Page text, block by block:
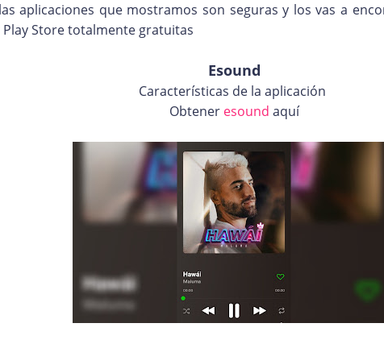
aplicaciones que mostramos son seguras y los vas a
Play Store totalmente gratuitas
Esound
Características de la aplicación
Obtener esound aquí